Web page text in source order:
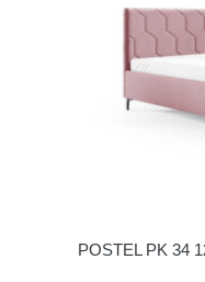
POSTEL PK 34